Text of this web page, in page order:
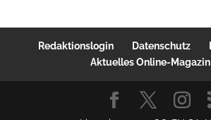
Redaktionslogin Datenschutz
Aktuelles Online-Magazin